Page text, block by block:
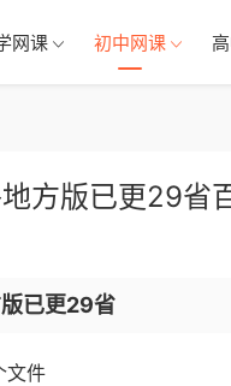
网课 初中网课
方版已更29省
已更29省
文件